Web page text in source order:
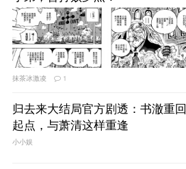
抹茶冰激凌 1
归去来大结局官方剧透：书澈重回
起点，与萧清这样重逢
小小娱